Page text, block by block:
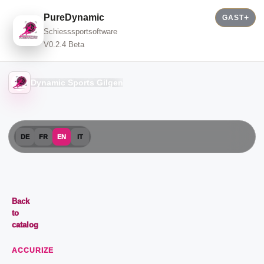
PureDynamic
Schiesssportsoftware
V0.2.4 Beta
GAST
Dynamic Sports Gilgen
DE FR EN IT
Back
to
catalog
ACCURIZE